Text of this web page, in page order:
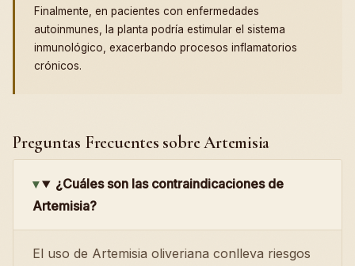
Finalmente, en pacientes con enfermedades
autoinmunes, la planta podría estimular el sistema
inmunológico, exacerbando procesos inflamatorios
crónicos.
Preguntas Frecuentes sobre Artemisia
¿Cuáles son las contraindicaciones de
Artemisia?
El uso de Artemisia oliveriana conlleva riesgos